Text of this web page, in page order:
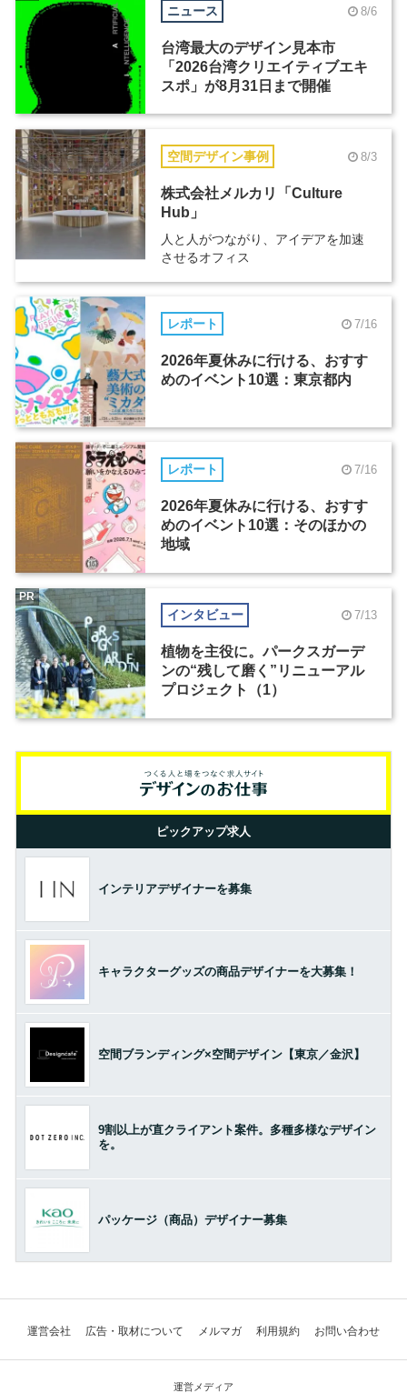
ニュース 8/6
台湾最大のデザイン見本市
「2026台湾クリエイティブエキ
スポ」が8月31日まで開催
空間デザイン事例 8/3
株式会社メルカリ「Culture
Hub」
人と人がつながり、アイデアを加速
させるオフィス
レポート 7/16
2026年夏休みに行ける、おすす
めのイベント10選：東京都内
レポート 7/16
2026年夏休みに行ける、おすす
めのイベント10選：そのほかの
地域
インタビュー 7/13
植物を主役に。パークスガーデ
ンの“残して磨く”リニューアル
プロジェクト（1）
PR
ピックアップ求人
インテリアデザイナーを募集
キャラクターグッズの商品デザイナーを大募集！
空間ブランディング×空間デザイン【東京／金沢】
9割以上が直クライアント案件。多種多様なデザイン
を。
パッケージ（商品）デザイナー募集
運営会社 広告・取材について メルマガ 利用規約 お問い合わせ
運営メディア